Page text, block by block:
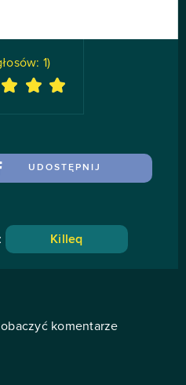
UDOSTĘPNIJ
1)
Killeq
komentarze